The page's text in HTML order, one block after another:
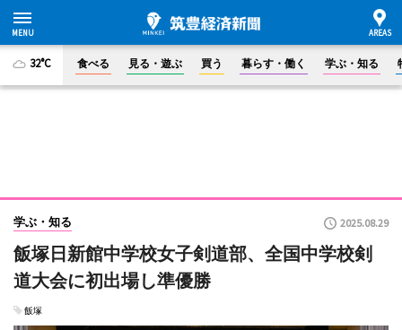
32°C 食べる 見る・遊ぶ 買う 暮らす・働く 学ぶ・知る
学ぶ・知る 2025.08.29
飯塚日新館中学校女子剣道部、全国中学校剣
道大会に初出場し準優勝
飯塚